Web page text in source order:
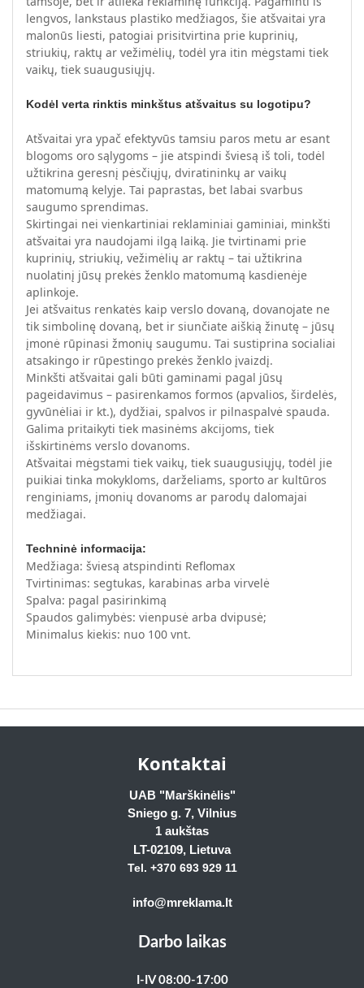
lengvos, lankstaus plastiko medžiagos, šie atšvaitai yra
malonūs liesti, patogiai prisitvirtina prie kuprinių,
striukių, raktų ar vežimėlių, todėl yra itin mėgstami tiek
vaikų, tiek suaugusiųjų.
Kodėl verta rinktis minkštus atšvaitus su logotipu?
Atšvaitai yra ypač efektyvūs tamsiu paros metu ar esant
blogoms oro sąlygoms – jie atspindi šviesą iš toli, todėl
užtikrina geresnį pėsčiųjų, dviratininkų ar vaikų
matomumą kelyje. Tai paprastas, bet labai svarbus
saugumo sprendimas.
Skirtingai nei vienkartiniai reklaminiai gaminiai, minkšti
atšvaitai yra naudojami ilgą laiką. Jie tvirtinami prie
kuprinių, striukių, vežimėlių ar raktų – tai užtikrina
nuolatinį jūsų prekės ženklo matomumą kasdienėje
aplinkoje.
Jei atšvaitus renkatės kaip verslo dovaną, dovanojate ne
tik simbolinę dovaną, bet ir siunčiate aiškią žinutę – jūsų
įmonė rūpinasi žmonių saugumu. Tai sustiprina socialiai
atsakingo ir rūpestingo prekės ženklo įvaizdį.
Minkšti atšvaitai gali būti gaminami pagal jūsų
pageidavimus – pasirenkamos formos (apvalios, širdelės,
gyvūnėliai ir kt.), dydžiai, spalvos ir pilnaspalvė spauda.
Galima pritaikyti tiek masinėms akcijoms, tiek
išskirtinėms verslo dovanoms.
Atšvaitai mėgstami tiek vaikų, tiek suaugusiųjų, todėl jie
puikiai tinka mokykloms, darželiams, sporto ar kultūros
renginiams, įmonių dovanoms ar parodų dalomajai
medžiagai.
Techninė informacija:
Medžiaga: šviesą atspindinti Reflomax
Tvirtinimas: segtukas, karabinas arba virvelė
Spalva: pagal pasirinkimą
Spaudos galimybės: vienpusė arba dvipusė;
Minimalus kiekis: nuo 100 vnt.
Kontaktai
UAB "Marškinėlis"
Sniego g. 7, Vilnius
1 aukštas
LT-02109, Lietuva
Tel. +370 693 929 11
info@mreklama.lt
Darbo laikas
I-IV 08:00-17:00